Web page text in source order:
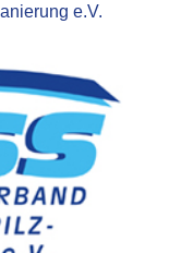
e.V.